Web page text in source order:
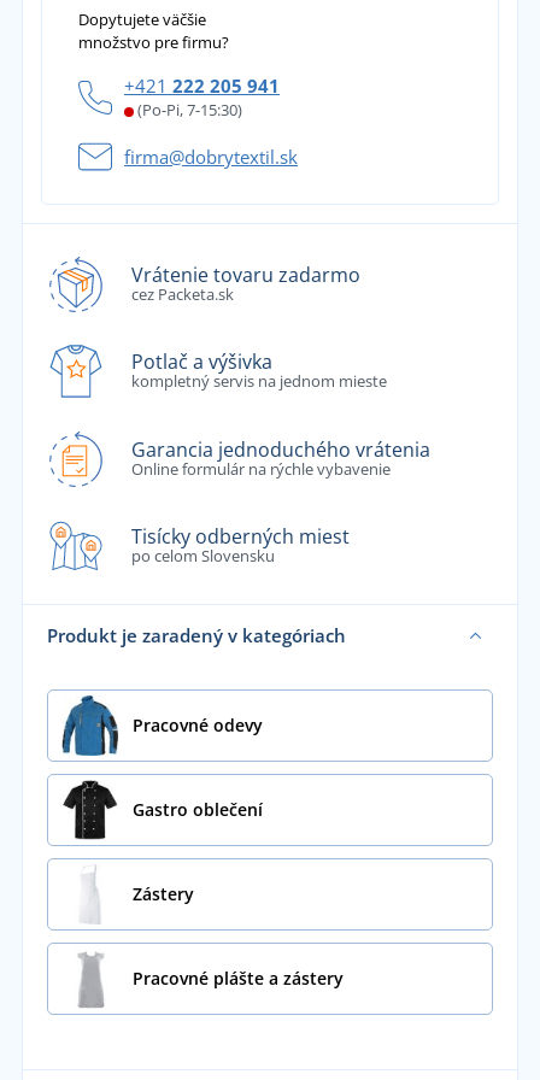
Dopytujete väčšie
množstvo pre firmu?
+421 222 205 941
(Po-Pi, 7-15:30)
firma@dobrytextil.sk
Vrátenie tovaru zadarmo
cez Packeta.sk
Potlač a výšivka
kompletný servis na jednom mieste
Garancia jednoduchého vrátenia
Online formulár na rýchle vybavenie
Tisícky odberných miest
po celom Slovensku
Produkt je zaradený v kategóriach
Pracovné odevy
Gastro oblečení
Zástery
Pracovné plášte a zástery